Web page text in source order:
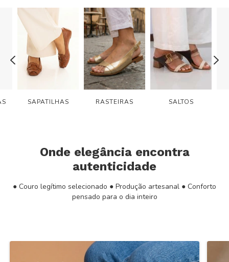
SAPATILHAS RASTEIRAS SALTOS
Onde elegância encontra
autenticidade
● Couro legítimo selecionado ● Produção artesanal ● Conforto
pensado para o dia inteiro